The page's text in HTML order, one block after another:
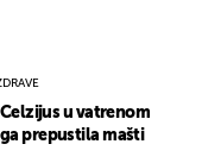
u vatrenom
prepustila mašti